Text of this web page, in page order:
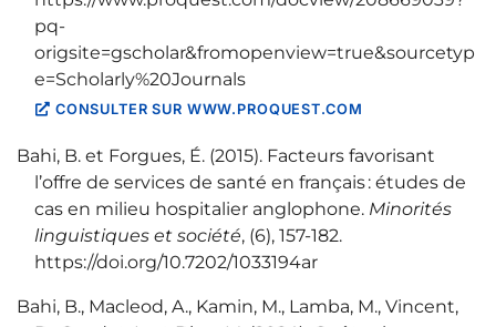
pq-
origsite=gscholar&fromopenview=true&sourcetyp
e=Scholarly%20Journals
CONSULTER SUR WWW.PROQUEST.COM
Bahi, B. et Forgues, É. (2015). Facteurs favorisant
l’offre de services de santé en français : études de
cas en milieu hospitalier anglophone. Minorités
linguistiques et société, (6), 157‑182.
https://doi.org/10.7202/1033194ar
Bahi, B., Macleod, A., Kamin, M., Lamba, M., Vincent,